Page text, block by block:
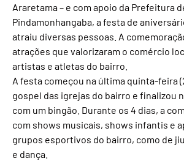
Araretama – e com apoio da Prefeitura
Pindamonhangaba, a festa de
atraiu diversas pessoas. A
atrações que valorizaram o comércio
artistas e atletas do bairro.
A festa começou na última quinta-feira
gospel das igrejas do bairro e finalizou
com um bingão. Durante os 4 dias, a
com shows musicais, shows infantis e
grupos esportivos do bairro, como de
e dança.